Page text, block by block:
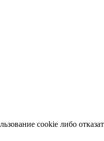
cookie либо